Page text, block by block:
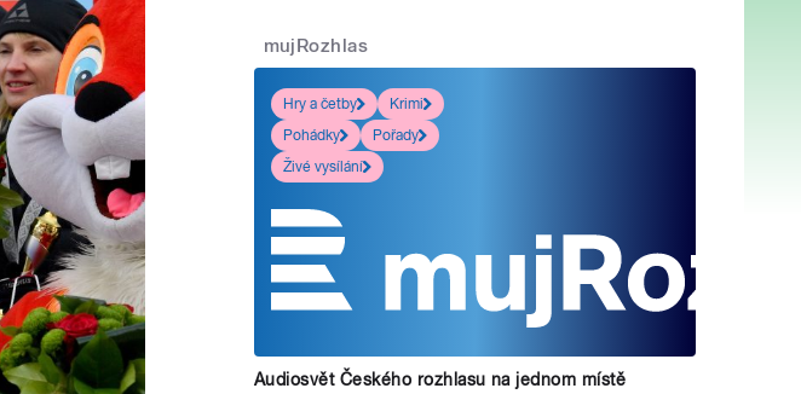
mujRozhlas
Hry a četby
Krimi
Pohádky
Pořady
Živé vysílání
Audiosvět Českého rozhlasu na jednom místě